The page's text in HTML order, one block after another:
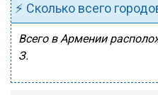
⚡ Сколько всего
Всего в Армении
З.